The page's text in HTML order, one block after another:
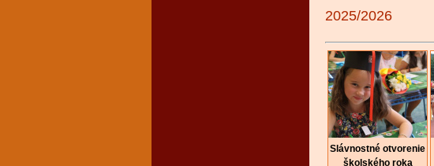
2025/2026
Slávnostné otvorenie
školského roka